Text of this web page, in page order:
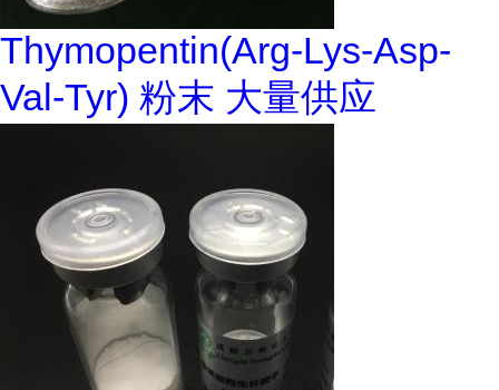
Thymopentin(Arg-Lys-Asp-
Val-Tyr) 粉末 大量供应